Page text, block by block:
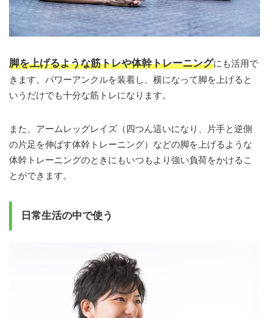
脚を上げるような筋トレや体幹トレーニングにも活用で
きます。パワーアンクルを装着し、横になって脚を上げると
いうだけでも十分な筋トレになります。
また、アームレッグレイズ（四つん這いになり、片手と逆側
の片足を伸ばす体幹トレーニング）などの脚を上げるような
体幹トレーニングのときにもいつもより強い負荷をかけるこ
とができます。
日常生活の中で使う